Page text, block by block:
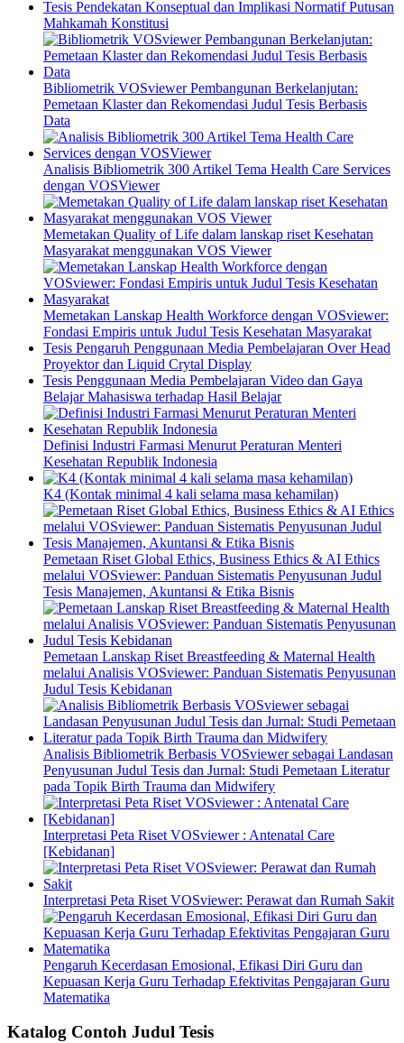
Tesis Pendekatan Konseptual dan Implikasi Normatif Putusan
Mahkamah Konstitusi
Bibliometrik VOSviewer Pembangunan Berkelanjutan:
Pemetaan Klaster dan Rekomendasi Judul Tesis Berbasis
Data
Analisis Bibliometrik 300 Artikel Tema Health Care Services
dengan VOSViewer
Memetakan Quality of Life dalam lanskap riset Kesehatan
Masyarakat menggunakan VOS Viewer
Memetakan Lanskap Health Workforce dengan VOSviewer:
Fondasi Empiris untuk Judul Tesis Kesehatan Masyarakat
Tesis Pengaruh Penggunaan Media Pembelajaran Over Head
Proyektor dan Liquid Crytal Display
Tesis Penggunaan Media Pembelajaran Video dan Gaya
Belajar Mahasiswa terhadap Hasil Belajar
Definisi Industri Farmasi Menurut Peraturan Menteri
Kesehatan Republik Indonesia
K4 (Kontak minimal 4 kali selama masa kehamilan)
Pemetaan Riset Global Ethics, Business Ethics & AI Ethics
melalui VOSviewer: Panduan Sistematis Penyusunan Judul
Tesis Manajemen, Akuntansi & Etika Bisnis
Pemetaan Lanskap Riset Breastfeeding & Maternal Health
melalui Analisis VOSviewer: Panduan Sistematis Penyusunan
Judul Tesis Kebidanan
Analisis Bibliometrik Berbasis VOSviewer sebagai Landasan
Penyusunan Judul Tesis dan Jurnal: Studi Pemetaan Literatur
pada Topik Birth Trauma dan Midwifery
Interpretasi Peta Riset VOSviewer : Antenatal Care
[Kebidanan]
Interpretasi Peta Riset VOSviewer: Perawat dan Rumah Sakit
Pengaruh Kecerdasan Emosional, Efikasi Diri Guru dan
Kepuasan Kerja Guru Terhadap Efektivitas Pengajaran Guru
Matematika
Katalog Contoh Judul Tesis